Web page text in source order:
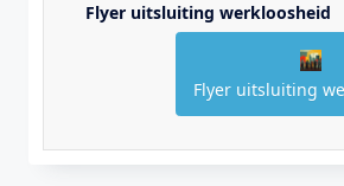
Flyer uitsluiting werkloosheid
Flyer uitsluiting